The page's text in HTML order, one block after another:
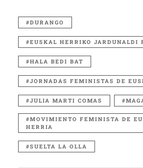
DURANGO
EUSKAL HERRIKO JARDUNALDI
HALA BEDI BAT
JORNADAS FEMINISTAS DE
JULIA MARTI COMAS
MOVIMIENTO FEMINISTA DE
HERRIA
SUELTA LA OLLA